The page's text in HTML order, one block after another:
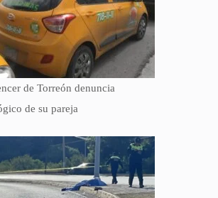
de Torreón denuncia
de su pareja